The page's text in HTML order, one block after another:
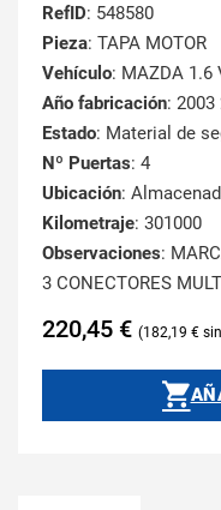
RefID: 548580
Pieza: TAPA MOTOR
Vehículo: MAZDA 1.6
Año fabricación: 2003
Estado: Material de
Nº Puertas: 4
Ubicación:
Kilometraje: 301000
Observaciones:
3 CONECTORES
220,45 € 182,19 €